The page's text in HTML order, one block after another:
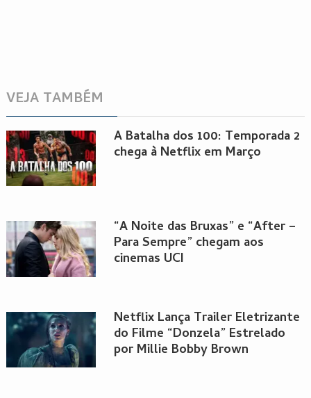
VEJA TAMBÉM
A Batalha dos 100: Temporada 2
chega à Netflix em Março
“A Noite das Bruxas” e “After –
Para Sempre” chegam aos
cinemas UCI
Netflix Lança Trailer Eletrizante
do Filme “Donzela” Estrelado
por Millie Bobby Brown